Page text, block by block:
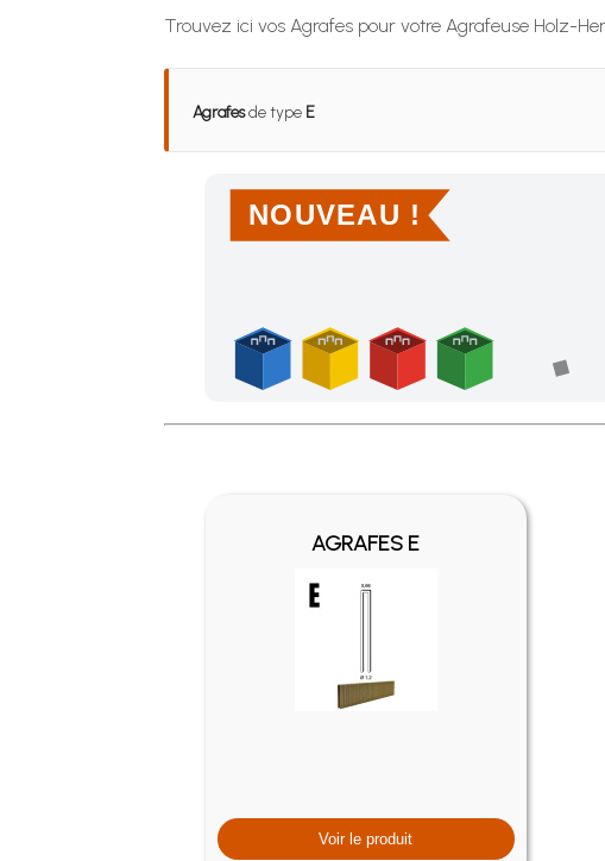
Trouvez ici vos Agrafes pour votre Agrafeuse Holz-Her
Agrafesde type E
NOUVEAU !
Achetez 4 sachets ou boîtes d'agrafes ou de pointes
AGRAFES E
Voir le produit